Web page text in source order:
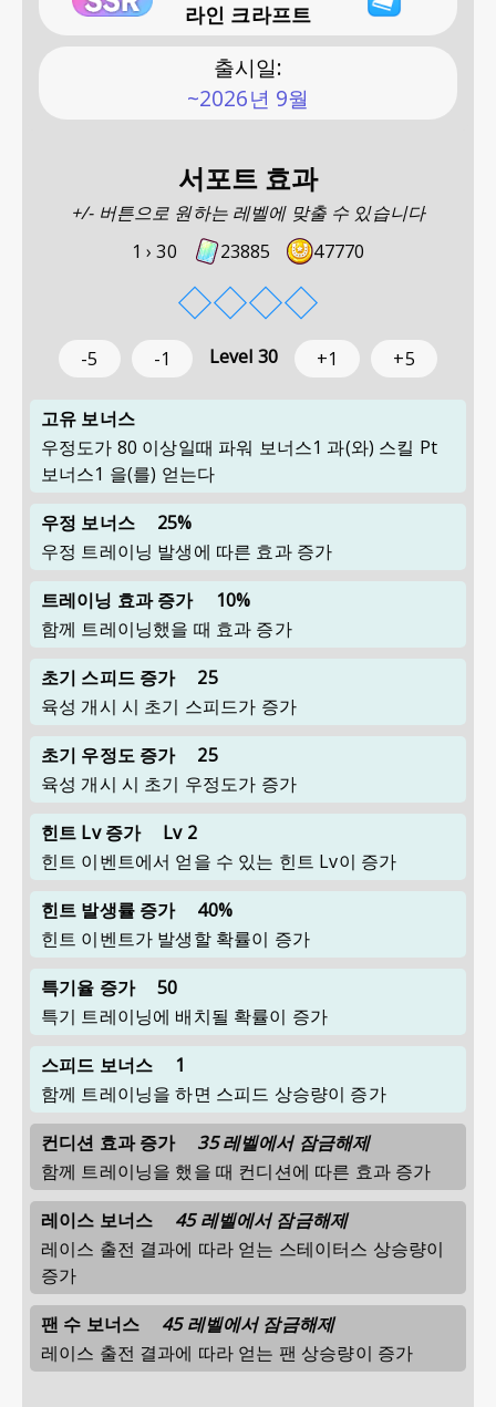
라인 크라프트
출시일:
~2026년 9월
서포트 효과
+/- 버튼으로 원하는 레벨에 맞출 수 있습니다
1 ›30 23885 47770
◇◇◇◇
-5 -1 Level 30 +1 +5
고유 보너스
우정도가 80 이상일때 파워 보너스1 과(와) 스킬 Pt
보너스1 을(를) 얻는다
우정 보너스
25%
우정 트레이닝 발생에 따른 효과 증가
트레이닝 효과 증가
10%
함께 트레이닝했을 때 효과 증가
초기 스피드 증가
25
육성 개시 시 초기 스피드가 증가
초기 우정도 증가
25
육성 개시 시 초기 우정도가 증가
힌트 Lv 증가
Lv 2
힌트 이벤트에서 얻을 수 있는 힌트 Lv이 증가
힌트 발생률 증가
40%
힌트 이벤트가 발생할 확률이 증가
특기율 증가
50
특기 트레이닝에 배치될 확률이 증가
스피드 보너스
1
함께 트레이닝을 하면 스피드 상승량이 증가
컨디션 효과 증가
35 레벨에서 잠금해제
함께 트레이닝을 했을 때 컨디션에 따른 효과 증가
레이스 보너스
45 레벨에서 잠금해제
레이스 출전 결과에 따라 얻는 스테이터스 상승량이
증가
팬 수 보너스
45 레벨에서 잠금해제
레이스 출전 결과에 따라 얻는 팬 상승량이 증가